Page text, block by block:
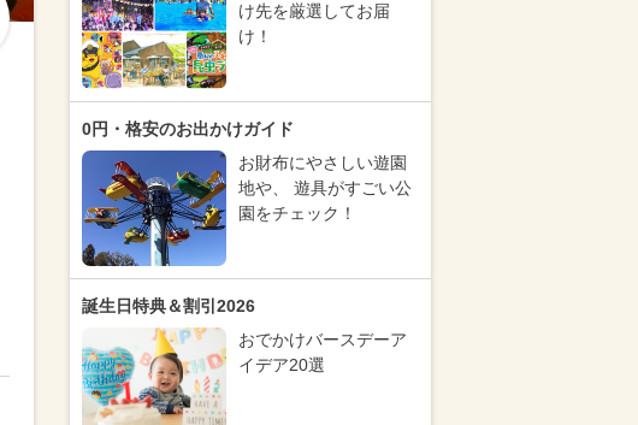
け先を厳選してお届
け！
0円・格安のお出かけガイド
お財布にやさしい遊園
地や、 遊具がすごい公
園をチェック！
誕生日特典＆割引2026
おでかけバースデーア
イデア20選